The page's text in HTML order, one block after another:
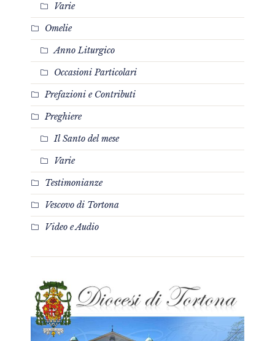
Varie
Omelie
Anno Liturgico
Occasioni Particolari
Prefazioni e Contributi
Preghiere
Il Santo del mese
Varie
Testimonianze
Vescovo di Tortona
Video e Audio